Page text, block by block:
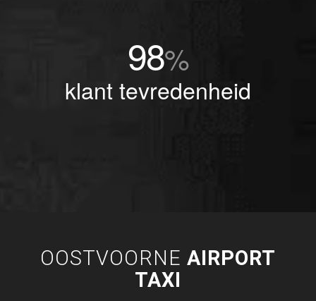
98%
klant tevredenheid
OOSTVOORNE AIRPORT
TAXI